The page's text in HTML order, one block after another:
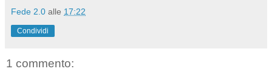
Fede 2.0 alle 17:22
Condividi
1 commento: